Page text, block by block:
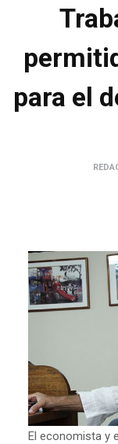
para el
El economista y